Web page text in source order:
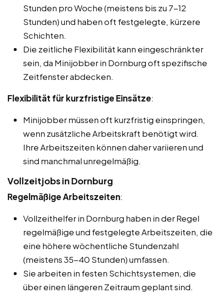
Stunden pro Woche (meistens bis zu 7-12
Stunden) und haben oft festgelegte, kürzere
Schichten.
Die zeitliche Flexibilität kann eingeschränkter
sein, da Minijobber in Dornburg oft spezifische
Zeitfenster abdecken.
Flexibilität für kurzfristige Einsätze:
Minijobber müssen oft kurzfristig einspringen,
wenn zusätzliche Arbeitskraft benötigt wird.
Ihre Arbeitszeiten können daher variieren und
sind manchmal unregelmäßig.
Vollzeitjobs in Dornburg
Regelmäßige Arbeitszeiten:
Vollzeithelfer in Dornburg haben in der Regel
regelmäßige und festgelegte Arbeitszeiten, die
eine höhere wöchentliche Stundenzahl
(meistens 35-40 Stunden) umfassen.
Sie arbeiten in festen Schichtsystemen, die
über einen längeren Zeitraum geplant sind.